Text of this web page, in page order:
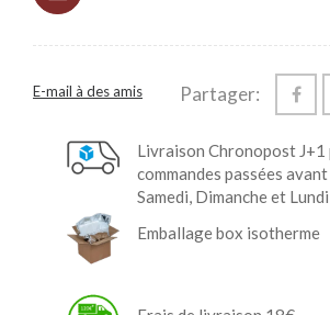
E-mail à des amis Partager:
Livraison Chronopost
commandes passées
Samedi, Dimanche et Lundi
Emballage box isotherme